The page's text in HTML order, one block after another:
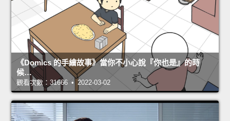
《Domics 的手繪故事》當你不小心說『你也是』的時
候…
觀看次數：31666 • 2022-03-02